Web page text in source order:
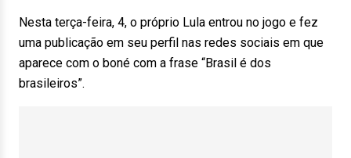
Nesta terça-feira, 4, o próprio Lula entrou no jogo e fez
uma publicação em seu perfil nas redes sociais em que
aparece com o boné com a frase “Brasil é dos
brasileiros”.